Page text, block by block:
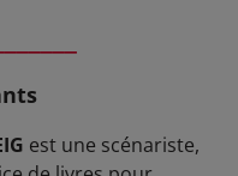
est une scénariste,